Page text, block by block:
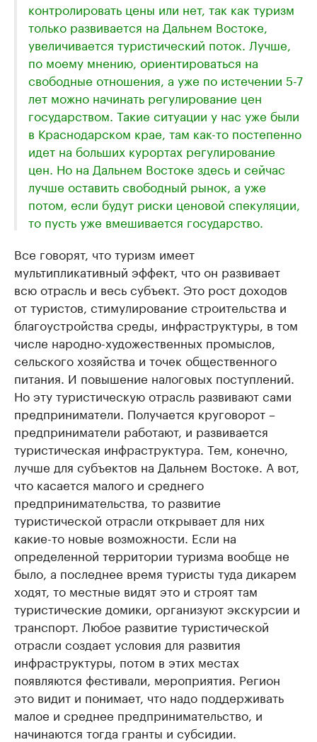
контролировать цены или нет, так как туризм
только развивается на Дальнем Востоке,
увеличивается туристический поток. Лучше,
по моему мнению, ориентироваться на
свободные отношения, а уже по истечении 5-7
лет можно начинать регулирование цен
государством. Такие ситуации у нас уже были
в Краснодарском крае, там как-то постепенно
идет на больших курортах регулирование
цен. Но на Дальнем Востоке здесь и сейчас
лучше оставить свободный рынок, а уже
потом, если будут риски ценовой спекуляции,
то пусть уже вмешивается государство.
Все говорят, что туризм имеет
мультипликативный эффект, что он развивает
всю отрасль и весь субъект. Это рост доходов
от туристов, стимулирование строительства и
благоустройства среды, инфраструктуры, в том
числе народно-художественных промыслов,
сельского хозяйства и точек общественного
питания. И повышение налоговых поступлений.
Но эту туристическую отрасль развивают сами
предприниматели. Получается круговорот –
предприниматели работают, и развивается
туристическая инфраструктура. Тем, конечно,
лучше для субъектов на Дальнем Востоке. А вот,
что касается малого и среднего
предпринимательства, то развитие
туристической отрасли открывает для них
какие-то новые возможности. Если на
определенной территории туризма вообще не
было, а последнее время туристы туда дикарем
ходят, то местные видят это и строят там
туристические домики, организуют экскурсии и
транспорт. Любое развитие туристической
отрасли создает условия для развития
инфраструктуры, потом в этих местах
появляются фестивали, мероприятия. Регион
это видит и понимает, что надо поддерживать
малое и среднее предпринимательство, и
начинаются тогда гранты и субсидии.